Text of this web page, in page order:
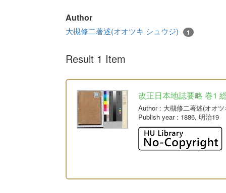
Author
大槻修二著述(オオツキ シュウジ) 1
Result 1 Item
改正日本地誌要略 巻1
Author: 大槻修二著述(オオ
Publish year: 1886, 明治19